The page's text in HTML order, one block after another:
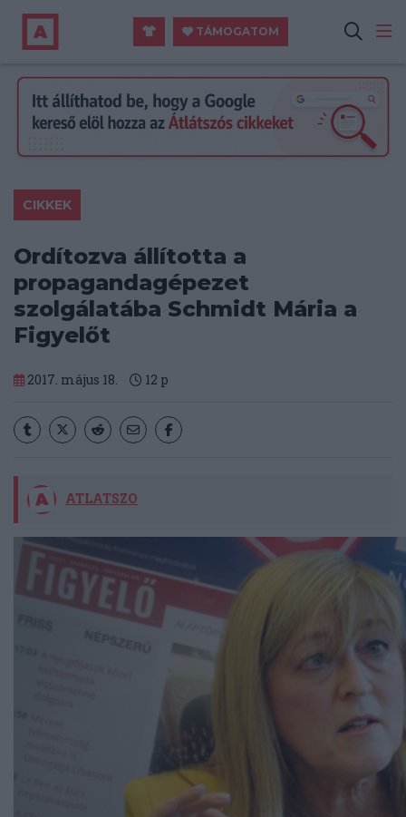
TÁMOGATOM
CIKKEK
Ordítozva állította a
propagandagépezet
szolgálatába Schmidt Mária a
Figyelőt
2017. május 18. 12 p
ATLATSZO